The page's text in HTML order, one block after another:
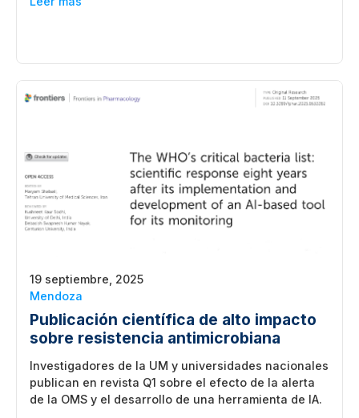
19 septiembre, 2025
Mendoza
Publicación científica de alto impacto
sobre resistencia antimicrobiana
Investigadores de la UM y universidades nacionales
publican en revista Q1 sobre el efecto de la alerta
de la OMS y el desarrollo de una herramienta de IA.